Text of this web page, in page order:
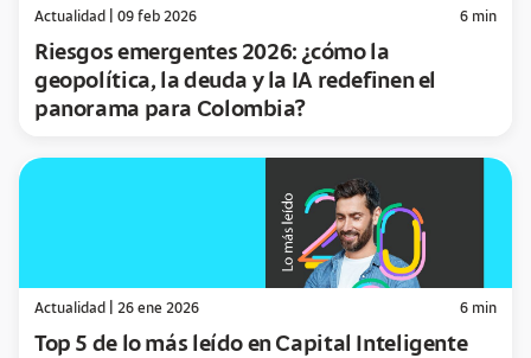
Actualidad 09 feb 2026 6 min
Riesgos emergentes 2026: ¿cómo la
geopolítica, la deuda y la IA redefinen el
panorama para Colombia?
Actualidad 26 ene 2026 6 min
Top 5 de lo más leído en Capital Inteligente